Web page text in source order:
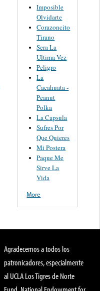
Imposible
Olvidarte
Corazoncito
Tirano
Sera La
Ultima Vez
Peligro
La
Cacahuata -
Peanut
Polka
La Capsula
Sufres Por
Que Quieres
Mi Postera
Paque Me
Sirve La
Vida
More
Agradecemos a todos los
patronicadores, especialmente
al UCLA Los Tigres de Norte